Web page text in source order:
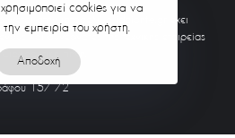
στην ιστοσελίδα idaionte.gr έχει
και συνεργάτες της τεχνικής εταιρείας
πηγή.
157 72
cookies για να
την εμπειρία του χρήστη.
Αποδοχή